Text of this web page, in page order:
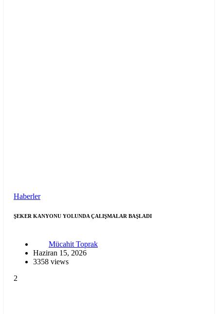
Haberler
ŞEKER KANYONU YOLUNDA ÇALIŞMALAR BAŞLADI
Mücahit Toprak
Haziran 15, 2026
3358 views
2